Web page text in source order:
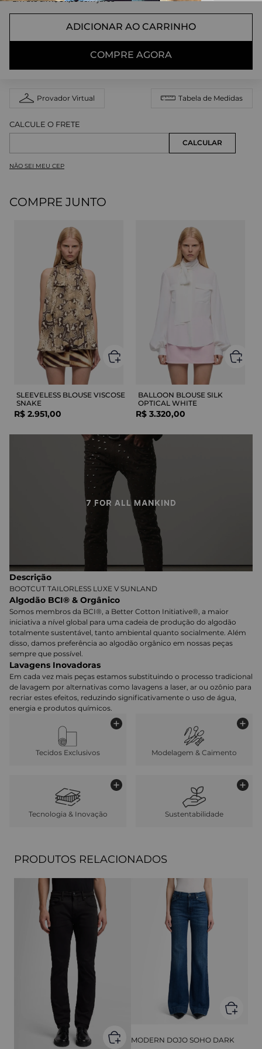
ADICIONAR AO CARRINHO
COMPRE AGORA
Provador Virtual Tabela de Medidas
NÃO SEI MEU CEP
COMPRE JUNTO
SLEEVELESS BLOUSE VISCOSE
SNAKE
R$ 2.951,00
BALLOON BLOUSE SILK
OPTICAL WHITE
R$ 3.320,00
Descrição
BOOTCUT TAILORLESS LUXE V SUNLAND
Algodão BCI® & Orgânico
Somos membros da BCI®, a Better Cotton Initiative®, a maior
iniciativa a nível global para uma cadeia de produção do algodão
totalmente sustentável, tanto ambiental quanto socialmente. Além
disso, damos preferência ao algodão orgânico em nossas peças
sempre que possível.
Lavagens Inovadoras
Em cada vez mais peças estamos substituindo o processo tradicional
de lavagem por alternativas como lavagens a laser, ar ou ozônio para
recriar estes efeitos, reduzindo significativamente o uso de água,
energia e produtos químicos.
Tecidos Exclusivos Modelagem & Caimento
Tecnologia & Inovação Sustentabilidade
PRODUTOS RELACIONADOS
MODERN DOJO SOHO DARK